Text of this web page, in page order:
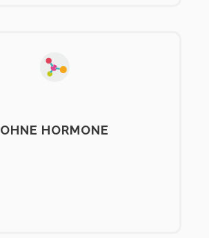
OHNE HORMONE